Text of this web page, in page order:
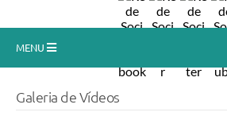
MENU
Galeria de Vídeos